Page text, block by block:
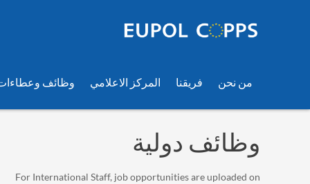
من نحن فريقنا المركز الاعلامي وظائف
وظائف دولية
For International Staff, job opportunities are uploaded on